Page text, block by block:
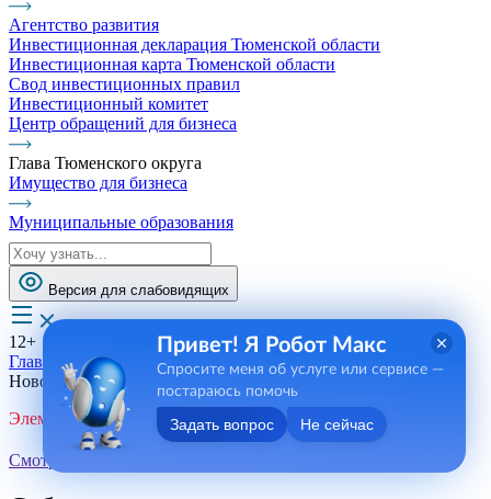
Агентство развития
Инвестиционная декларация Тюменской области
Инвестиционная карта Тюменской области
Свод инвестиционных правил
Инвестиционный комитет
Центр обращений для бизнеса
Глава Тюменского округа
Имущество для бизнеса
Муниципальные образования
Версия для слабовидящих
12+
Главная
Новости, пресса, события
Элемент не найден!
Смотреть все
Привет! Я Робот Макс
Спросите меня об услуге или сервисе —
постараюсь помочь
Задать вопрос Не сейчас